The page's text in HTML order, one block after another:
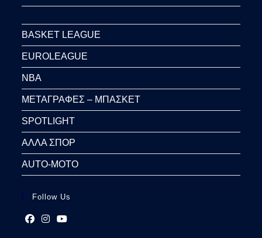
BASKET LEAGUE
EUROLEAGUE
NBA
ΜΕΤΑΓΡΑΦΕΣ – ΜΠΑΣΚΕΤ
SPOTLIGHT
ΑΛΛΑ ΣΠΟΡ
AUTO-MOTO
Follow Us